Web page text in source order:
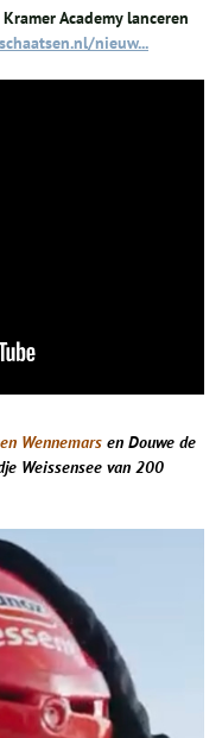
Academy lanceren
nieuw...
Wennemars en Douwe de
Weissensee van 200